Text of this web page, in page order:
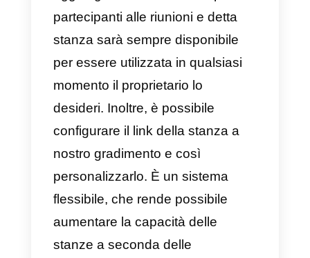
4) Drift
Drift è una piattaforma aggiornata
che mira ad aumentare le tue
vendite ed il numero di clienti o
potenziali clienti tramite
messaggistica programmata
tramite e-mail e chat online. In
poche parole, è unostrumento
comunicazione per le vendite e